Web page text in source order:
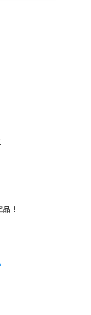
！